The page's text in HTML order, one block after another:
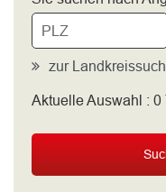
zur
bitte wählen
Aktuelle Auswahl : 0